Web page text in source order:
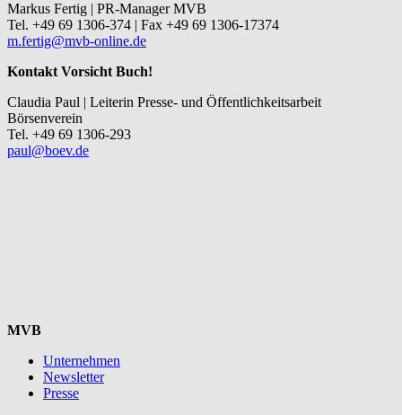
Markus Fertig | PR-Manager MVB
Tel. +49 69 1306-374 | Fax +49 69 1306-17374
m.fertig@mvb-online.de
Kontakt Vorsicht Buch!
Claudia Paul | Leiterin Presse- und Öffentlichkeitsarbeit
Börsenverein
Tel. +49 69 1306-293
paul@boev.de
MVB
Unternehmen
Newsletter
Presse